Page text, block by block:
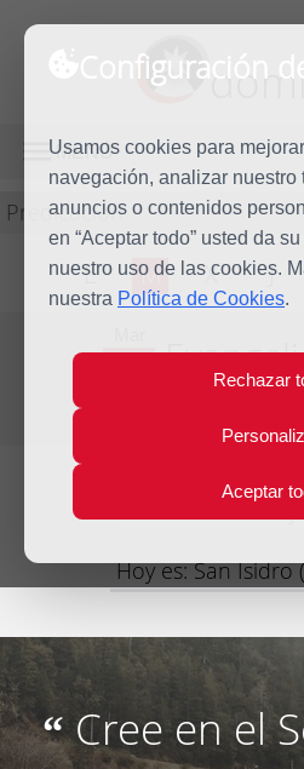
Configuración
Usamos cookies para
navegación, analizar nuestro
anuncios o contenidos
en “Aceptar todo” usted da
nuestro uso de las cookies.
nuestra Política de Cookies.
Rechazar
Aceptar
MENÚ
Predicación
L M X J
15
Lecturas del día
Hoy es: San Isidro
“Cree en el